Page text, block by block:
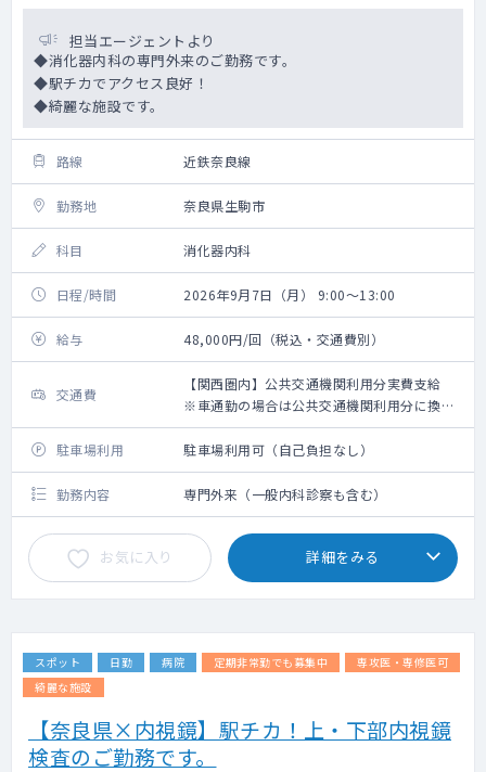
担当エージェントより
◆消化器内科の専門外来のご勤務です。
◆駅チカでアクセス良好！
◆綺麗な施設です。
路線 近鉄奈良線
勤務地 奈良県生駒市
科目 消化器内科
日程/時間 2026年9月7日（月） 9:00～13:00
給与 48,000円/回（税込・交通費別）
交通費
【関西圏内】公共交通機関利用分実費支給
※車通勤の場合は公共交通機関利用分に換算
して支給（高速代は支給無し）【関西圏外】
上限10,000円の支給
駐車場利用 駐車場利用可（自己負担なし）
勤務内容 専門外来（一般内科診察も含む）
お気に入り 詳細をみる
スポット 日勤 病院 定期非常勤でも募集中
専攻医・専修医可
綺麗な施設
【奈良県×内視鏡】駅チカ！上・下部内視鏡
検査のご勤務です。